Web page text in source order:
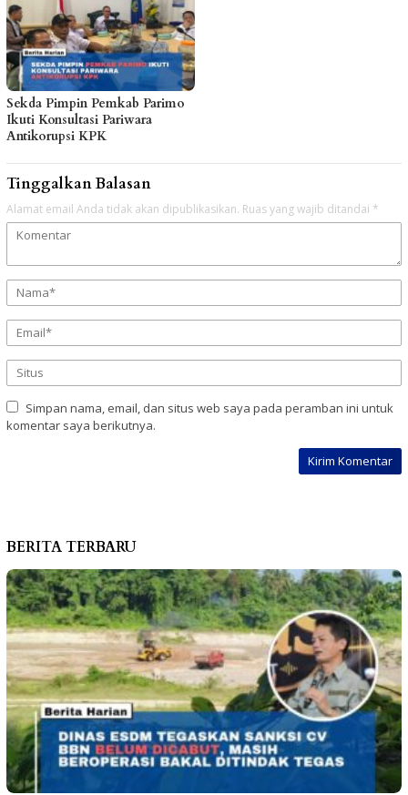
Sekda Pimpin Pemkab Parimo
Ikuti Konsultasi Pariwara
Antikorupsi KPK
Tinggalkan Balasan
Alamat email Anda tidak akan dipublikasikan. Ruas yang wajib ditandai *
Simpan nama, email, dan situs web saya pada peramban ini untuk
komentar saya berikutnya.
BERITA TERBARU